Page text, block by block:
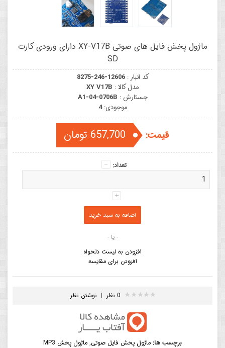
ماژول پخش فایل های صوتی XY-V17B دارای ورودی کارت
SD
کد انبار :8275-246-12606
مدل کالا : XY V17B
جستارش : A1-04-0706B
موجودی:4
قیمت: 657,700 تومان
تعداد:
- یا -
افزودن به لیست دلخواه
افزودن برای مقایسه
0 نظر | نوشتن نظر
برچسب ها: ماژول پخش فایل صوتی, ماژول پخش MP3